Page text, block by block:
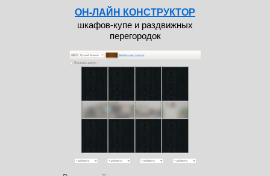
ОН-ЛАЙН КОНСТРУКТОР
шкафов-купе и раздвижных
перегородок